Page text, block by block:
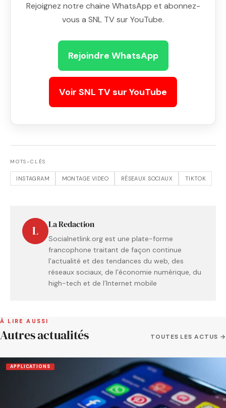
Rejoignez notre chaine WhatsApp et abonnez-
vous a SNL TV sur YouTube.
Rejoindre WhatsApp
Voir SNL TV sur YouTube
MOTS-CLÉS
INSTAGRAM MONTAGE VIDEO RÉSEAUX SOCIAUX TIKTOK
L La Redaction
Socialnetlink.org est une plate-forme
francophone traitant de façon continue
l’actualité et des tendances du web, des
réseaux sociaux, de l’économie numérique, du
high-tech et de l’Internet mobile
À LIRE AUSSI
Autres actualités TOUTES LES ACTUS →
APPLICATIONS